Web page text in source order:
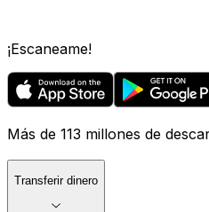
¡Escaneame!
Más de 113 millones de
Transferir dinero